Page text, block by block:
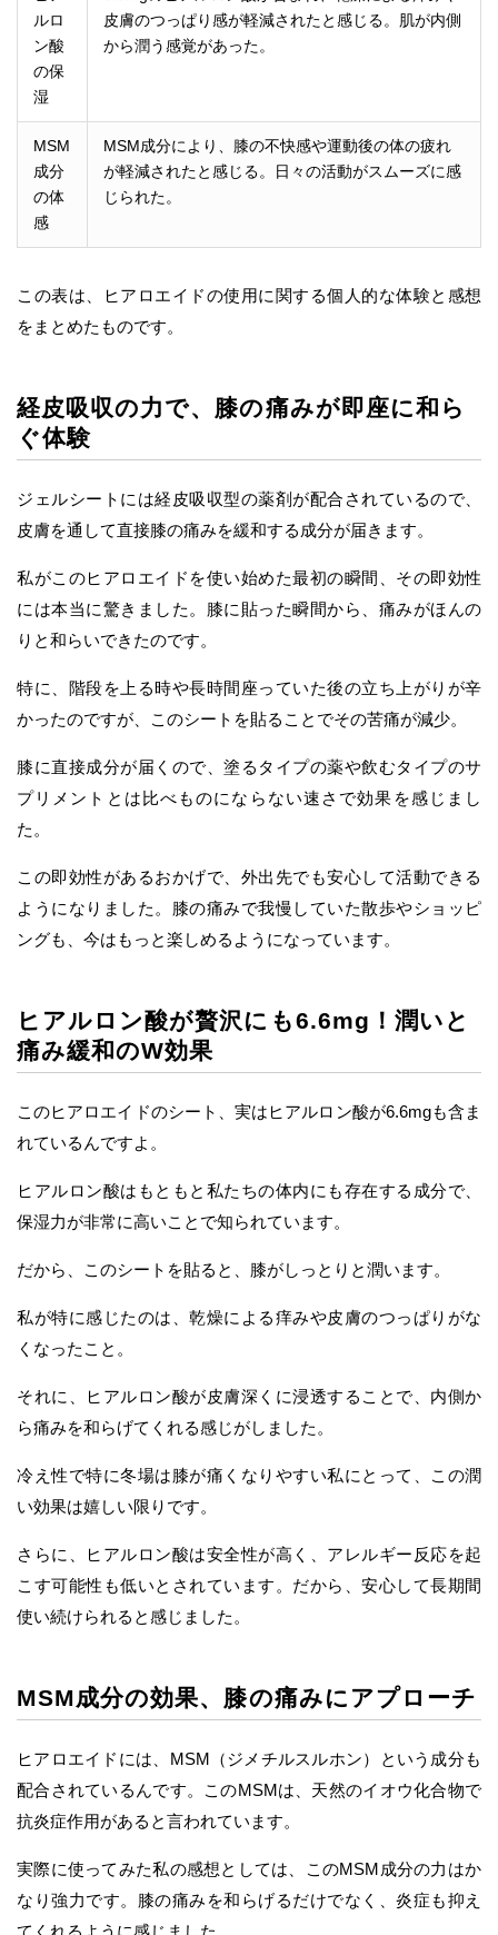
ルロ
ン酸
の保
湿
皮膚のつっぱり感が軽減されたと感じる。肌が内側
から潤う感覚があった。
MSM
成分
の体
感
MSM成分により、膝の不快感や運動後の体の疲れ
が軽減されたと感じる。日々の活動がスムーズに感
じられた。
この表は、ヒアロエイドの使用に関する個人的な体験と感想
をまとめたものです。
経皮吸収の力で、膝の痛みが即座に和ら
ぐ体験
ジェルシートには経皮吸収型の薬剤が配合されているので、
皮膚を通して直接膝の痛みを緩和する成分が届きます。
私がこのヒアロエイドを使い始めた最初の瞬間、その即効性
には本当に驚きました。膝に貼った瞬間から、痛みがほんの
りと和らいできたのです。
特に、階段を上る時や長時間座っていた後の立ち上がりが辛
かったのですが、このシートを貼ることでその苦痛が減少。
膝に直接成分が届くので、塗るタイプの薬や飲むタイプのサ
プリメントとは比べものにならない速さで効果を感じまし
た。
この即効性があるおかげで、外出先でも安心して活動できる
ようになりました。膝の痛みで我慢していた散歩やショッピ
ングも、今はもっと楽しめるようになっています。
ヒアルロン酸が贅沢にも6.6mg！潤いと
痛み緩和のW効果
このヒアロエイドのシート、実はヒアルロン酸が6.6mgも含ま
れているんですよ。
ヒアルロン酸はもともと私たちの体内にも存在する成分で、
保湿力が非常に高いことで知られています。
だから、このシートを貼ると、膝がしっとりと潤います。
私が特に感じたのは、乾燥による痒みや皮膚のつっぱりがな
くなったこと。
それに、ヒアルロン酸が皮膚深くに浸透することで、内側か
ら痛みを和らげてくれる感じがしました。
冷え性で特に冬場は膝が痛くなりやすい私にとって、この潤
い効果は嬉しい限りです。
さらに、ヒアルロン酸は安全性が高く、アレルギー反応を起
こす可能性も低いとされています。だから、安心して長期間
使い続けられると感じました。
MSM成分の効果、膝の痛みにアプローチ
ヒアロエイドには、MSM（ジメチルスルホン）という成分も
配合されているんです。このMSMは、天然のイオウ化合物で
抗炎症作用があると言われています。
実際に使ってみた私の感想としては、このMSM成分の力はか
なり強力です。膝の痛みを和らげるだけでなく、炎症も抑え